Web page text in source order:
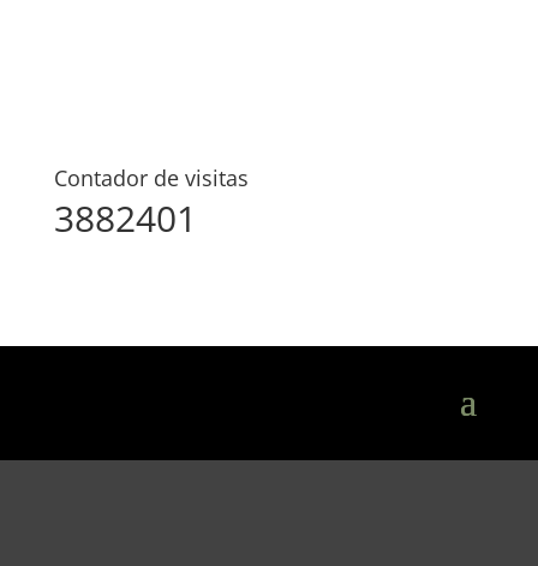
Contador de visitas
3882401